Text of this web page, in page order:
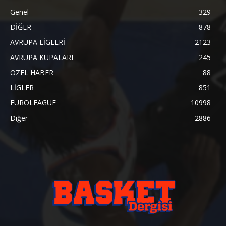
Genel
329
DİĞER
878
AVRUPA LİGLERİ
2123
AVRUPA KUPALARI
245
ÖZEL HABER
88
LİGLER
851
EUROLEAGUE
10998
Diğer
2886